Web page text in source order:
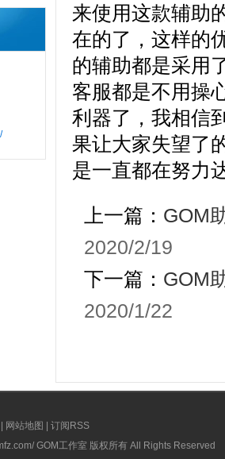
来使用这款辅助
在的了，这样的
的辅助都是采用
客服都是不用操
利器了，我相信
果让大家失望了
是一直都在努力
上一篇： GOM
2020/2/19
下一篇： GOM
2020/1/22
网站地图
订阅RSS
GOM工作室 版权所有 All Rights Reserved